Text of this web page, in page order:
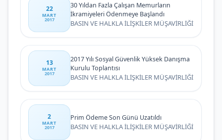
22
MART
2017
30 Yıldan Fazla Çalışan Memurların
İkramiyeleri Ödenmeye Başlandı
BASIN VE HALKLA İLİŞKİLER MÜŞAVİRLİĞİ
13
MART
2017
2017 Yılı Sosyal Güvenlik Yüksek Danışma
Kurulu Toplantısı
BASIN VE HALKLA İLİŞKİLER MÜŞAVİRLİĞİ
2
MART
2017
Prim Ödeme Son Günü Uzatıldı
BASIN VE HALKLA İLİŞKİLER MÜŞAVİRLİĞİ